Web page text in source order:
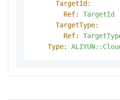
TargetId:
Ref:
TargetId
TargetType:
Ref:
Type: